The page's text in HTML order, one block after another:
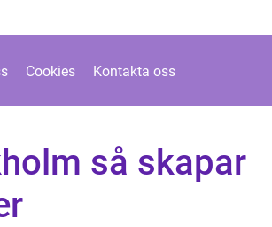
Cookies Kontakta oss
så skapar